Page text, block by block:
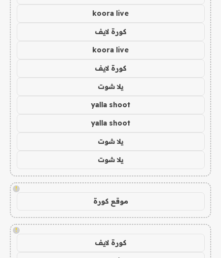
koora live
كورة لايف
koora live
كورة لايف
يلا شوت
yalla shoot
yalla shoot
يلا شوت
يلا شوت
!
موقع كورة
!
كورة لايف